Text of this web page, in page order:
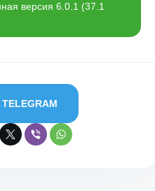
версия 6.0.1 (37.1